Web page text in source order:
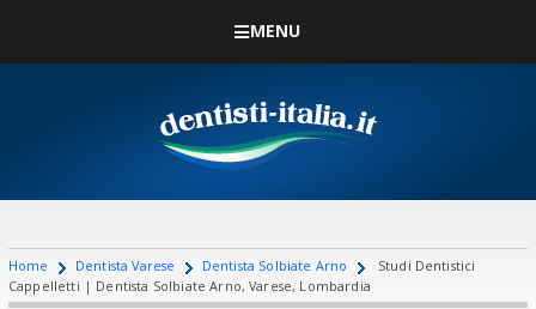
MENU
Home Dentista Varese Dentista Solbiate Arno
Studi Dentistici
Cappelletti | Dentista Solbiate Arno, Varese, Lombardia